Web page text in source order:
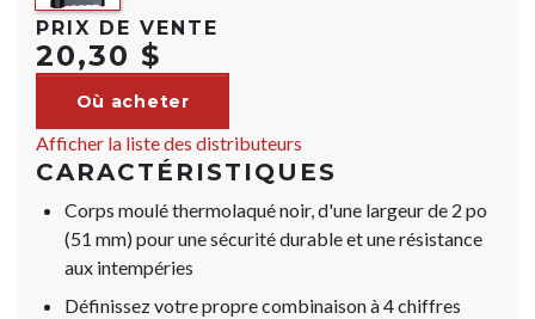
PRIX DE VENTE
20,30 $
Où acheter
Afficher la liste des distributeurs
CARACTÉRISTIQUES
Corps moulé thermolaqué noir, d'une largeur de 2 po
(51 mm) pour une sécurité durable et une résistance
aux intempéries
Définissez votre propre combinaison à 4 chiffres